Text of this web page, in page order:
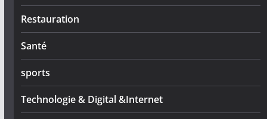
Restauration
Santé
sports
Technologie & Digital &Internet